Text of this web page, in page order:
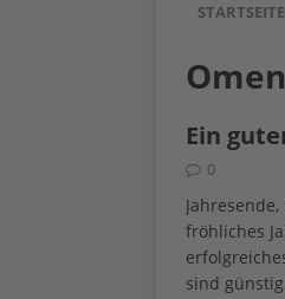
STARTSEITE
Omen
Ein
0
fröhliches
sind